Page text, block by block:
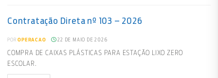
Contratação Direta nº 103 – 2026
POR OPERACAO 22 DE MAIO DE 2026
COMPRA DE CAIXAS PLÁSTICAS PARA ESTAÇÃO LIXO ZERO
ESCOLAR.